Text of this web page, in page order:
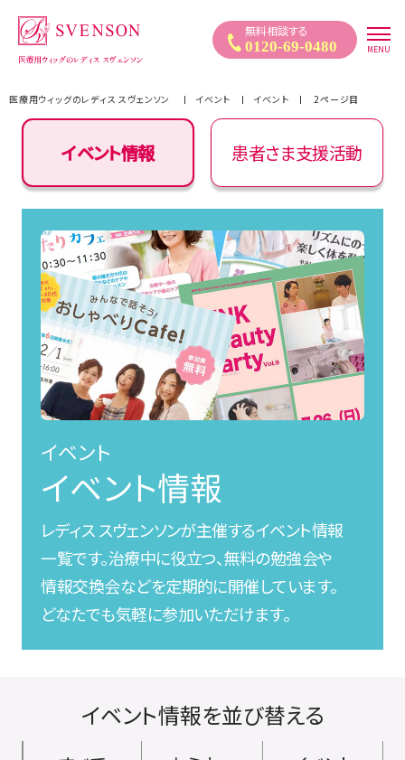
医療用ウィッグ｜自然なウィッグ・かつらのレディススヴェンソン
無料相談する
0120-69-0480 MENU
医療用ウィッグのレディス スヴェンソン イベント イベント 2ページ目
イベント情報 患者さま支援活動
イベント
イベント情報
レディス スヴェンソンが主催するイベント情報
一覧です。治療中に役立つ、無料の勉強会や
情報交換会などを定期的に開催しています。
どなたでも気軽に参加いただけます。
イベント情報を並び替える